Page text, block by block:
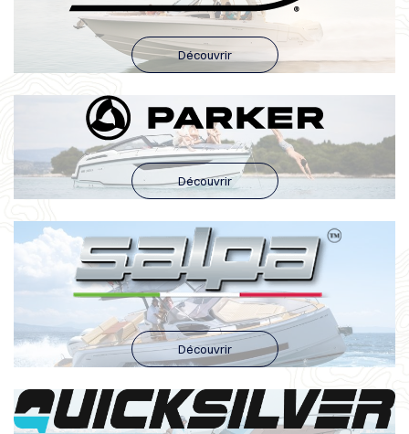
Découvrir
Découvrir
Découvrir